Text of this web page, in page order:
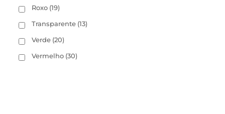
Roxo (19)
Transparente (13)
Verde (20)
Vermelho (30)